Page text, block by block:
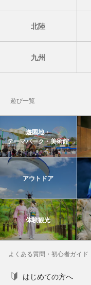
北陸
九州
遊び一覧
遊園地・
テーマパーク・美術館
アウトドア
体験観光
よくある質問・初心者ガイド
はじめての方へ